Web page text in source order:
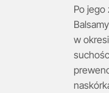
Po jego
w